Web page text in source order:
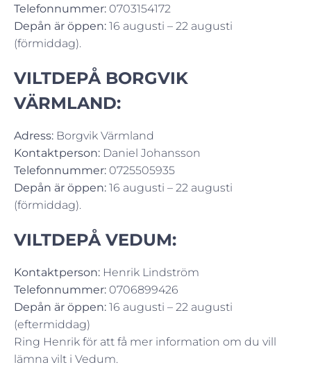
Telefonnummer: 0703154172
Depån är öppen: 16 augusti – 22 augusti
(förmiddag).
VILTDEPÅ BORGVIK
VÄRMLAND:
Adress: Borgvik Värmland
Kontaktperson: Daniel Johansson
Telefonnummer: 0725505935
Depån är öppen: 16 augusti – 22 augusti
(förmiddag).
VILTDEPÅ VEDUM:
Kontaktperson: Henrik Lindström
Telefonnummer: 0706899426
Depån är öppen: 16 augusti – 22 augusti
(eftermiddag)
Ring Henrik för att få mer information om du vill
lämna vilt i Vedum.